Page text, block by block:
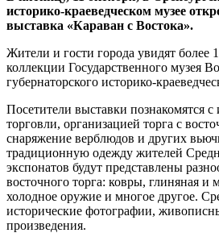
историко-краеведческом музее
выставка «Караван с Востока».
Жители и гости города увидят более
коллекции Государственного музея
губернаторского историко-
Посетители выставки познакомятся с
торговли, организацией торга с
снаряжение верблюдов и других
традиционную одежду жителей
экспонатов будут представлены
восточного торга: ковры, глиняная и
холодное оружие и многое другое.
исторические фотографии,
произведения.